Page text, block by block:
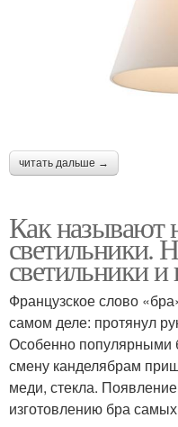
читать дальше →
Как называют
светильники.
светильники
Французское слово
самом деле: протянул
Особенно популярными
смену канделябрам
меди, стекла.
изготовлению бра